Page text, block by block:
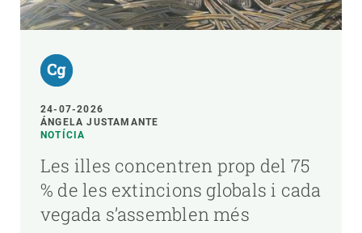
24-07-2026
ÁNGELA JUSTAMANTE
NOTÍCIA
Les illes concentren prop del 75
% de les extincions globals i cada
vegada s’assemblen més